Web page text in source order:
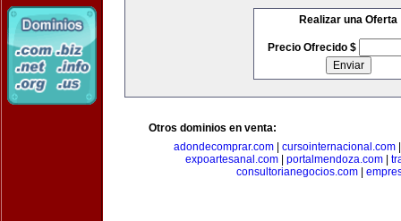
Realizar una Oferta
Precio Ofrecido $
Otros dominios en venta:
adondecomprar.com| cursointernacional.com
expoartesanal.com| portalmendoza.com|
consultorianegocios.com